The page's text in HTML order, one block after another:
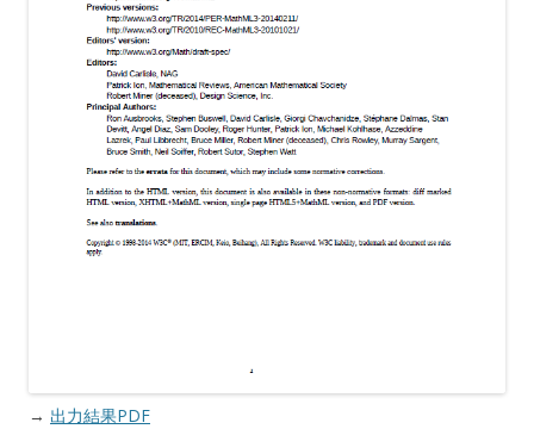
→ 出力結果PDF